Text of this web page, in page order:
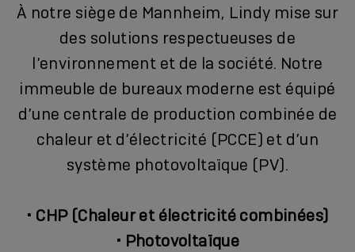
À notre siège de Mannheim, Lindy mise sur
des solutions respectueuses de
l’environnement et de la société. Notre
immeuble de bureaux moderne est équipé
d’une centrale de production combinée de
chaleur et d’électricité (PCCE) et d’un
système photovoltaïque (PV).
• CHP (Chaleur et électricité combinées)
• Photovoltaïque